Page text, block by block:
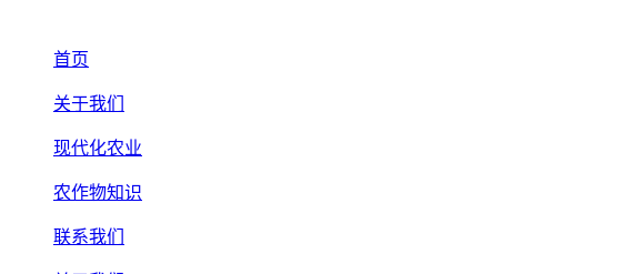
首页
关于我们
现代化农业
农作物知识
联系我们